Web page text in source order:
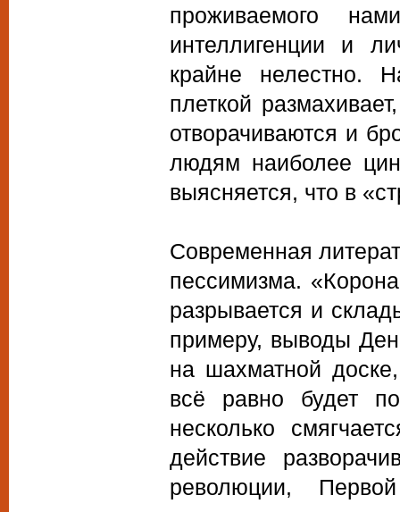
проживаемого
интеллигенции и
крайне нелестно.
плеткой
отворачиваются и
людям наиболее
выясняется, что в
Современная
пессимизма.
разрывается и
примеру, выводы
на шахматной
всё равно будет
несколько
действие
революции,